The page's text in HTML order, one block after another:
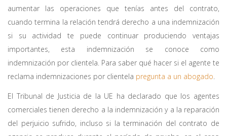
aumentar las operaciones que tenías antes del contrato,
cuando termina la relación tendrá derecho a una indemnización
si su actividad te puede continuar produciendo ventajas
importantes, esta indemnización se conoce como
indemnización por clientela. Para saber qué hacer si el agente te
reclama indemnizaciones por clientela pregunta a un abogado.
El Tribunal de Justicia de la UE ha declarado que los agentes
comerciales tienen derecho a la indemnización y a la reparación
del perjuicio sufrido, incluso si la terminación del contrato de